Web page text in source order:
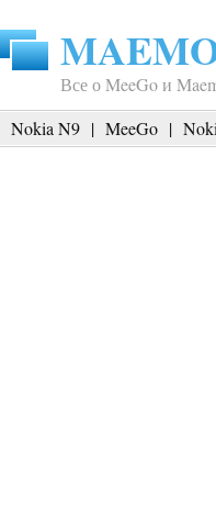
Все о MeeGo и
Nokia N9 | MeeGo |